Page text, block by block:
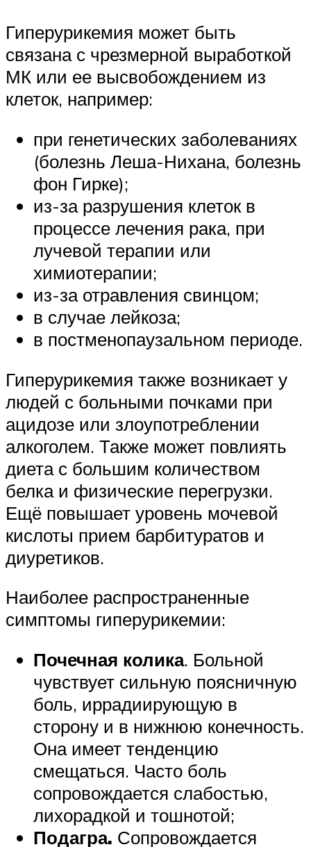
Гиперурикемия может быть
связана с чрезмерной выработкой
МК или ее высвобождением из
клеток, например:
при генетических заболеваниях
(болезнь Леша-Нихана, болезнь
фон Гирке);
из-за разрушения клеток в
процессе лечения рака, при
лучевой терапии или
химиотерапии;
из-за отравления свинцом;
в случае лейкоза;
в постменопаузальном периоде.
Гиперурикемия также возникает у
людей с больными почками при
ацидозе или злоупотреблении
алкоголем. Также может повлиять
диета с большим количеством
белка и физические перегрузки.
Ещё повышает уровень мочевой
кислоты прием барбитуратов и
диуретиков.
Наиболее распространенные
симптомы гиперурикемии:
Почечная колика. Больной
чувствует сильную поясничную
боль, иррадиирующую в
сторону и в нижнюю конечность.
Она имеет тенденцию
смещаться. Часто боль
сопровождается слабостью,
лихорадкой и тошнотой;
Подагра. Сопровождается